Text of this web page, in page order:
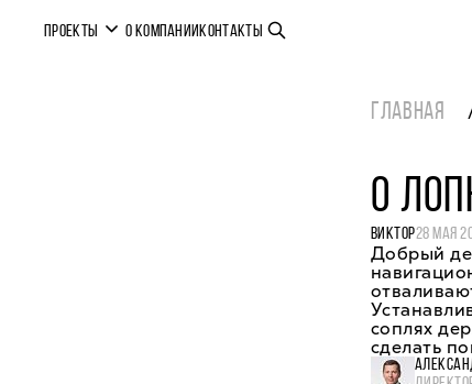
ПРОЕКТЫ О КОМПАНИИКОНТАКТЫ
ГЛАВНАЯ
О
ВИКТОР28 МАЯ
Добрый
соплях
сделать